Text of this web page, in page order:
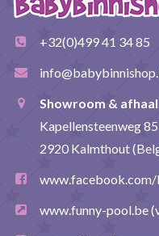
+32(0)499 41 34 85
Showroom &
Kapellensteenweg 85
2920 Kalmthout
www.funny-pool.be